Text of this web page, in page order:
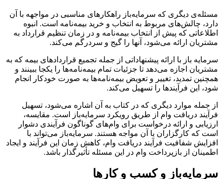
مسئله‌ی دیگری که سرمایه‌باز راهکارهای مناسبی در مواجهه با آن
دارد، چالش‌های مربوط به انتخاب و خرید بیمه‌نامه است. انبوه
اطلاعاتی که پیش از انتخاب بیمه‌نامه و در زمان تنظیم قرارداد به
مشتریان ارائه می‌شود، آنها را گیج و سردرگم می‌کند.
سرمایه باز با ارائه پیشنهاداتی از جمله تجمیع قراردادهای بیمه که به
مشتریان اجازه می‌دهد تا جزئیات تمام بیمه‌نامه‌ها را یکجا ببینند و
همچنین تمدید، تغییر و تعویض بیمه‌‌نامه‌ها به صورت خودکار انجام
شود، این فرآیندها را تسهیل می‌کند.
از جمله موارد دیگری که در کتاب به آن اشاره می‌شود، تسهیل
فرآیند دریافت وام از طریق رویکرد سرمایه‌باز است. مقایسه،
ارزیابی و ارائه درخواست برای وام‌های گوناگون فرآیندی دشوار
است که کارگزاران با آن مواجه هستند. سرمایه‌باز می‌تواند با
افزایش شفافیت فرآیند دریافت وام، کاهش زمان این فرآیند و ایجاد
اطمینان از بازپرداخت وام در این مسئله تأثیرگذار باشد.
سرمایه‌باز و کسب و کارها